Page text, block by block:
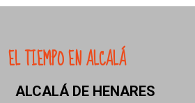
EL TIEMPO EN ALCALÁ
ALCALÁ DE HENARES